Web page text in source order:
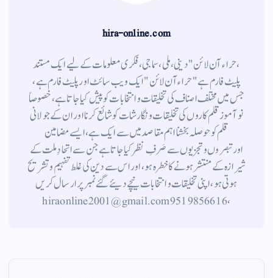
hira-online.com
،حراء آن لائن" دینی ، ملی ، سماجی ، فکری معلومات کے لیے ایک مستند
پلیٹ فارم ہے " حراء آن لائن " ایک ویب سائٹ اور پلیٹ فارم ہے ،
جس میں مختلف اصناف کی تخلیقات و انتخابات کو پیش کیا جاتا ہے ، خصوصاً
نوآموز قلم کاروں کی تخلیقات و نگارشات کو شائع کرنا اور ان کے جولانی
قلم کوحوصلہ بخشنا اہم مقاصد میں سے ایک ہے ، ایسے مضامین
اورتبصروں وتجزیوں سے صَرفِ نظر کیا جاتاہے جن سے اتحادِ ملت کے
شیرازہ کے منتشر ہونے کاخطرہ ہو ، اور اس سے دین کی غلط تفہیم وتشریح
ہوتی ہو، اپنی تخلیقات و انتخابات نیچے دیئے گئے نمبر پر ارسال کریں
، 9519856616 hiraonline2001@gmail.com